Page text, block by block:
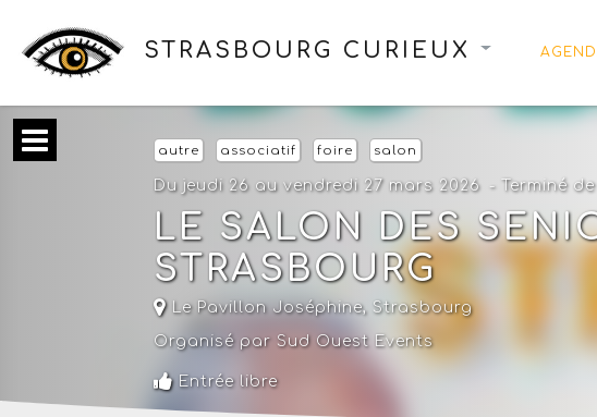
STRASBOURG CURIEUX
autre associatif foire salon
Du jeudi 26 au vendredi 27 mars 2026 - Terminé
LE SALON DES
STRASBOURG
Le Pavillon Joséphine, Strasbourg
Organisé par Sud Ouest Events
Entrée libre